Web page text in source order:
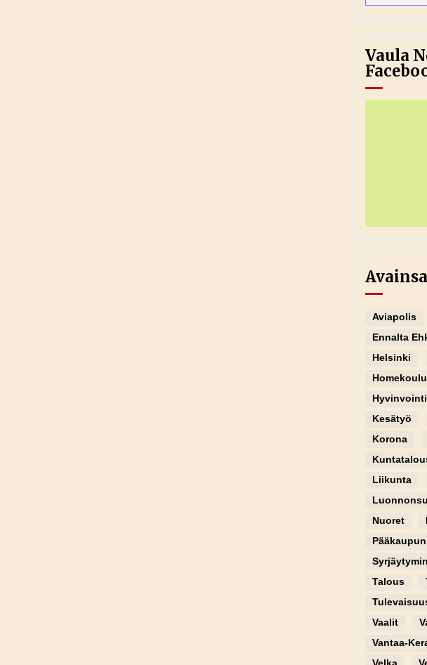
Vaula
Aviapolis
Ennalta
Helsinki
Homekoulu
Kesätyö
Korona
Liikunta
Nuoret
Talous
Vaalit
Vantaa-